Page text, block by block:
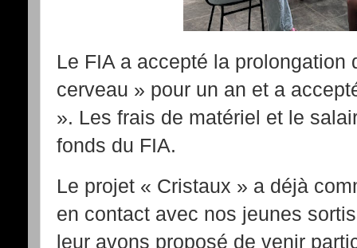
Le FIA a accepté la prolongation
cerveau » pour un an et a
». Les frais de matériel et le
fonds du FIA.
Le projet « Cristaux » a déjà
en contact avec nos jeunes
leur avons proposé de venir